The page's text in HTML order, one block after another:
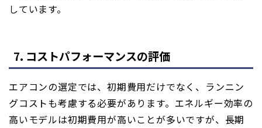
しています。
7. コストパフォーマンスの評価
エアコンの選定では、初期費用だけでなく、ランニン
グコストも考慮する必要があります。エネルギー効率の
高いモデルは初期費用が高いことが多いですが、長期